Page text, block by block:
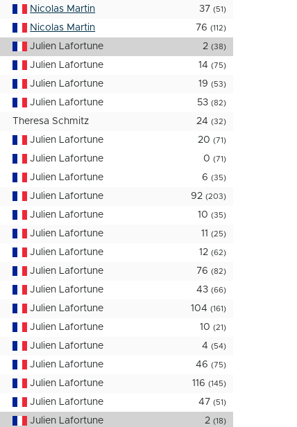
Nicolas Martin 37 (51)
Nicolas Martin 76 (112)
Julien Lafortune 2 (38)
Julien Lafortune 14 (75)
Julien Lafortune 19 (53)
Julien Lafortune 53 (82)
Theresa Schmitz 24 (32)
Julien Lafortune 20 (71)
Julien Lafortune 0 (71)
Julien Lafortune 6 (35)
Julien Lafortune 92 (203)
Julien Lafortune 10 (35)
Julien Lafortune 11 (25)
Julien Lafortune 12 (62)
Julien Lafortune 76 (82)
Julien Lafortune 43 (66)
Julien Lafortune 104 (161)
Julien Lafortune 10 (21)
Julien Lafortune 4 (54)
Julien Lafortune 46 (75)
Julien Lafortune 116 (145)
Julien Lafortune 47 (51)
Julien Lafortune 2 (18)